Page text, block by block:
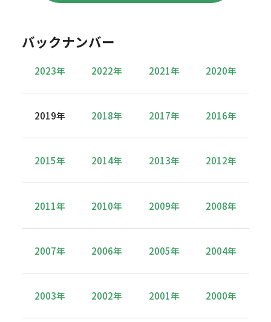
バックナンバー
2023年 2022年 2021年 2020年
2019年 2018年 2017年 2016年
2015年 2014年 2013年 2012年
2011年 2010年 2009年 2008年
2007年 2006年 2005年 2004年
2003年 2002年 2001年 2000年